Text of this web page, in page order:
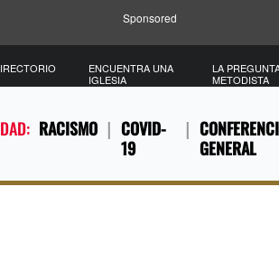
Sponsored
RACISMO
COVID-
19
GENERAL
ENCUENTRA UNA
IGLESIA
LA
METODISTA